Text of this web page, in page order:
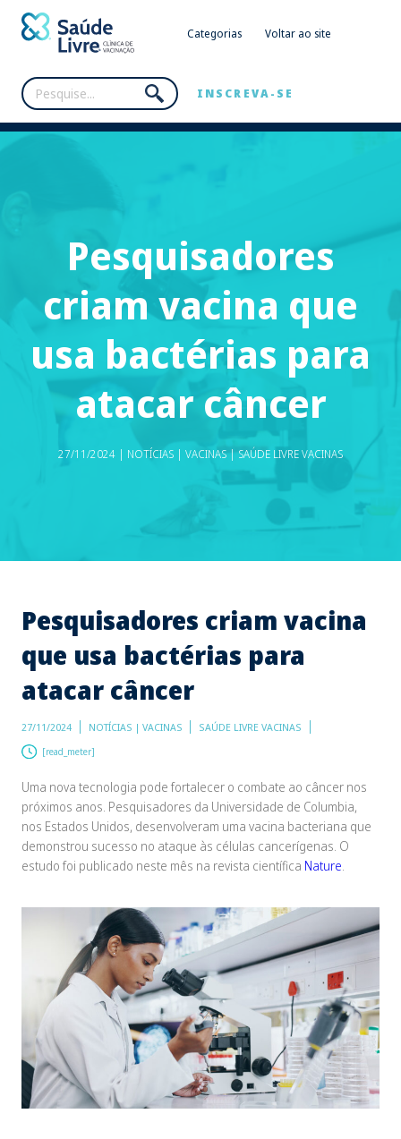
Categorias Voltar ao site
INSCREVA-SE
Pesquisadores
criam vacina que
usa bactérias para
atacar câncer
27/11/2024 | NOTÍCIAS | VACINAS | SAÚDE LIVRE VACINAS
Pesquisadores criam vacina
que usa bactérias para
atacar câncer
27/11/2024 NOTÍCIAS | VACINAS SAÚDE LIVRE VACINAS
[read_meter]
Uma nova tecnologia pode fortalecer o combate ao câncer nos
próximos anos. Pesquisadores da Universidade de Columbia,
nos Estados Unidos, desenvolveram uma vacina bacteriana que
demonstrou sucesso no ataque às células cancerígenas. O
estudo foi publicado neste mês na revista científica Nature.